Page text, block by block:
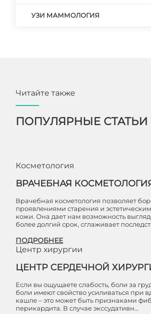
УЗИ МАММОЛОГИЯ
Читайте также
ПОПУЛЯРНЫЕ СТАТЬИ
Косметология
ВРАЧЕБНАЯ
Врачебная косметология позволяет
проявлениями старения и
кожи. Она дает нам возможность
более долгий срок, сглаживает
ПОДРОБНЕЕ
Центр хирургии
ЦЕНТР СЕРДЕЧНОЙ
Если вы ощущаете слабость, боли за
боли имеют свойство усиливаться при
кашле – это может быть признаками
перикардита. В случае экссудативн…